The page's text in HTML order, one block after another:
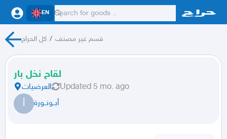
EN
كل الحراج / قسم غير مصنف
لقاح نخل بار
العرضيات Updated 5 mo. ago
أ أبــونــورة